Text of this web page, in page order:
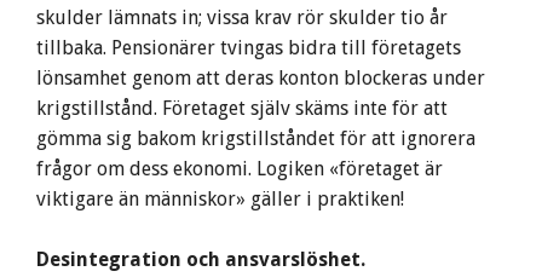
skulder lämnats in; vissa krav rör skulder tio år
tillbaka. Pensionärer tvingas bidra till företagets
lönsamhet genom att deras konton blockeras under
krigstillstånd. Företaget själv skäms inte för att
gömma sig bakom krigstillståndet för att ignorera
frågor om dess ekonomi. Logiken «företaget är
viktigare än människor» gäller i praktiken!
Desintegration och ansvarslöshet.